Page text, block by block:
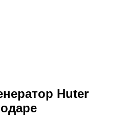
Huter